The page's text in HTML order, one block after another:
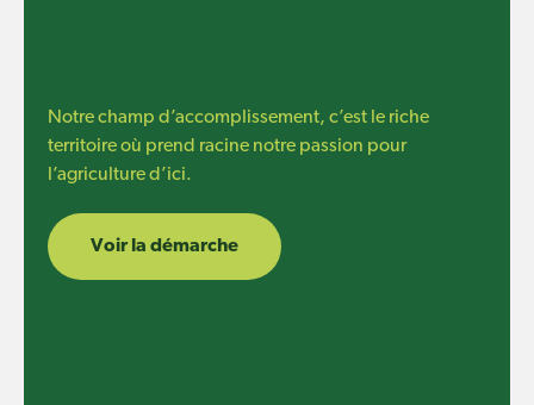
Notre champ d’accomplissement, c’est le riche
territoire où prend racine notre passion pour
l’agriculture d’ici.
Voir la démarche